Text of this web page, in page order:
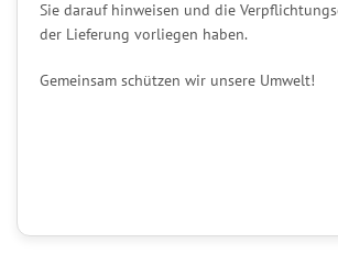
Sie darauf hinweisen und die
der Lieferung vorliegen haben.
Gemeinsam schützen wir unsere Umwelt!